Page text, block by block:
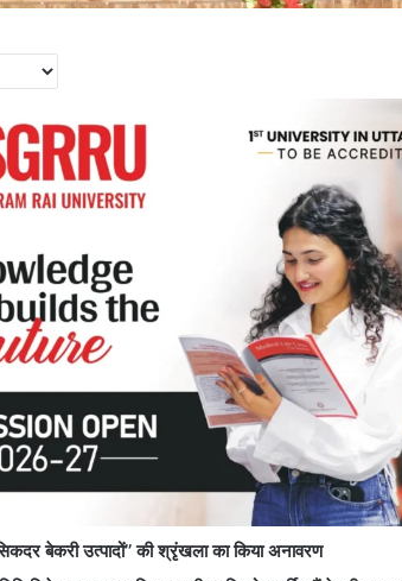
बेकरी उत्पादों’’ की श्रृंखला का किया अनावरण